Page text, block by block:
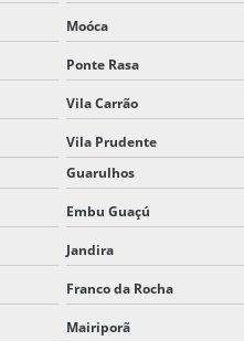
Moóca
Ponte Rasa
Vila Carrão
Vila Prudente
Guarulhos
Embu Guaçú
Jandira
Franco da Rocha
Mairiporã